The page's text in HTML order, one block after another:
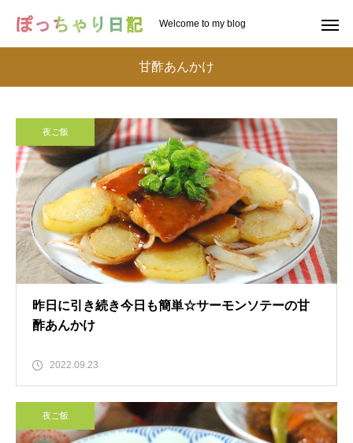
Welcome to my blog
甘酢あんかけ
夜ご飯
昨日に引き続き今日も簡単☆サーモンソテーの甘
酢あんかけ
2022.09.23
夜ご飯